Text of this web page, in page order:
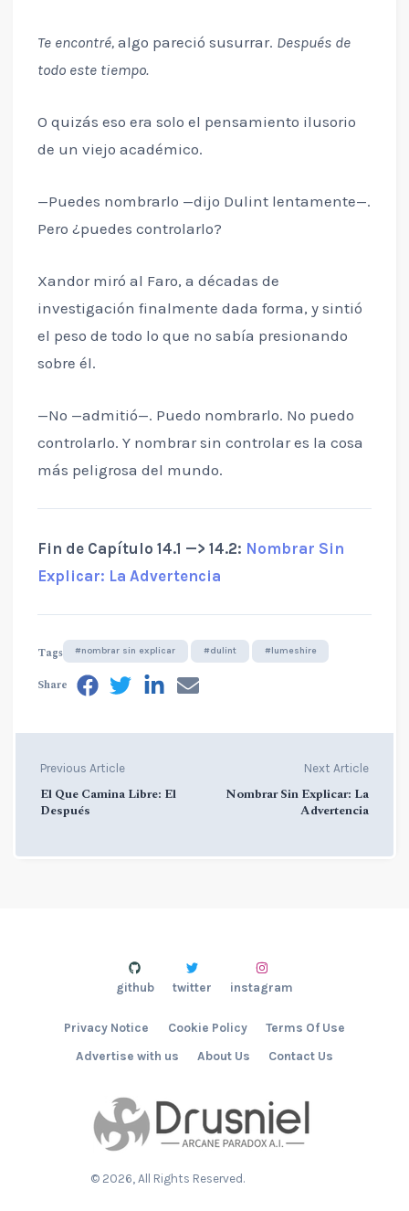
Te encontré,algo pareció susurrar. Después de
todo este tiempo.
O quizás eso era solo el pensamiento ilusorio
de un viejo académico.
—Puedes nombrarlo —dijo Dulint lentamente—.
Pero ¿puedes controlarlo?
Xandor miró al Faro, a décadas de
investigación finalmente dada forma, y sintió
el peso de todo lo que no sabía presionando
sobre él.
—No —admitió—. Puedo nombrarlo. No puedo
controlarlo. Y nombrar sin controlar es la cosa
más peligrosa del mundo.
Fin de Capítulo 14.1 —> 14.2: Nombrar Sin
Explicar: La Advertencia
Tags #nombrar sin explicar #dulint #lumeshire
Share
Previous Article
El Que Camina Libre: El
Después
Next Article
Nombrar Sin Explicar: La
Advertencia
© 2026 , All Rights Reserved.
Advertise with us About Us Contact Us
Privacy Notice Cookie Policy Terms Of Use
github twitter instagram